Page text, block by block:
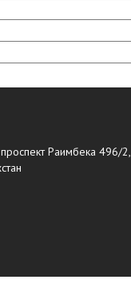
Раимбека 496/2,